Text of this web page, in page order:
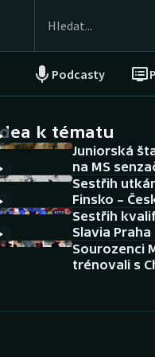
Podcasty
NEPŘEHLÉDNĚTE
Historické návraty
Aplikace ČT sport
AZ kvíz
k tématu
Juniorská
na MS
Sestřih
Finsko –
Sestřih
Slavia Praha
Sourozenci
trénovali s